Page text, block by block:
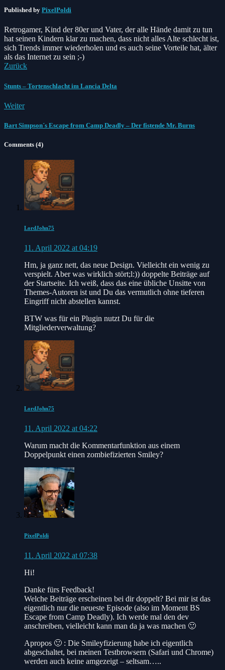
Published by PixelPoldi
Retrogamer, Kind der 80er und Vater, der alle Hände damit zu tun
hat seinen Kindern klar zu machen, dass nicht alles Alte schlecht ist,
sich Trends immer wiederholen und es auch seine Vorteile hat, älter
als das Internet zu sein ;-)
Zurück
Stunts – Tortenschlacht im Lancia Delta
Weiter
Bart Simpson´s Escape from Camp Deadly – Der fistende Mr. Burns
Comments (4)
LordJohn75
11. April 2022 at 04:19
Hm, ja ganz nett, das neue Design. Vielleicht ein wenig zu
verspielt. Aber was wirklich stört;l:)) doppelte Beiträge auf
der Startseite. Ich weiß, dass das eine übliche Unsitte von
Themes-Autoren ist und Du das vermutlich ohne tieferen
Eingriff nicht abstellen kannst.
BTW was für ein Plugin nutzt Du für die
Mitgliederverwaltung?
LordJohn75
11. April 2022 at 04:22
Warum macht die Kommentarfunktion aus einem
Doppelpunkt einen zombiefizierten Smiley?
PixelPoldi
11. April 2022 at 07:38
Hi!
Danke fürs Feedback!
Welche Beiträge erscheinen bei dir doppelt? Bei mir ist das
eigentlich nur die neueste Episode (also im Moment BS
Escape from Camp Deadly). Ich werde mal den dev
anschreiben, vielleicht kann man da ja was machen 🙂
Apropos 🙂 : Die Smileyfizierung habe ich eigentlich
abgeschaltet, bei meinen Testbrowsern (Safari und Chrome)
werden auch keine amgezeigt – seltsam…..